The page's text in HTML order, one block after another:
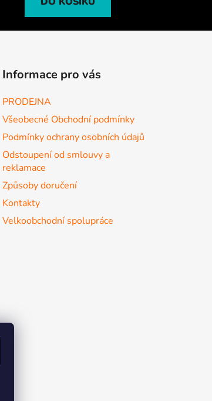
Informace pro vás
PRODEJNA
Všeobecné Obchodní podmínky
Podmínky ochrany osobních údajů
Odstoupení od smlouvy a
reklamace
Způsoby doručení
Kontakty
Velkoobchodní spolupráce